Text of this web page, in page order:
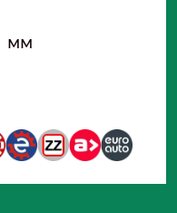
мм